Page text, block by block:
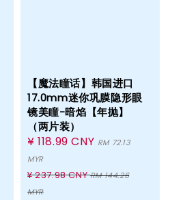
【魔法瞳话】韩国进口
17.0mm迷你巩膜隐形眼
镜美瞳-暗焰【年抛】
（两片装）
Sale
price
¥ 118.99 CNY RM 72.13
MYR
Regular
price
¥ 237.98 CNYRM 144.26
MYR